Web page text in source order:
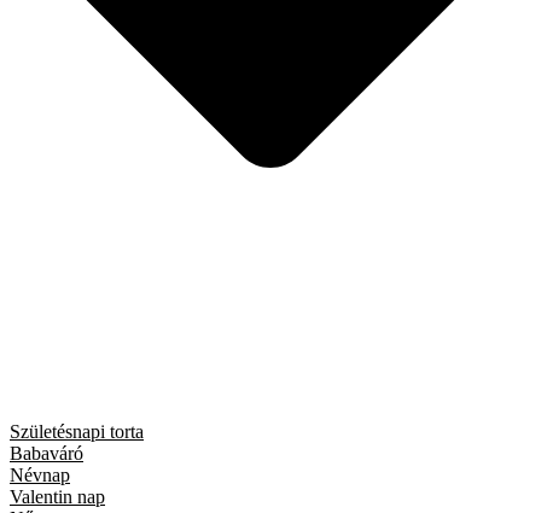
Születésnapi torta
Babaváró
Névnap
Valentin nap